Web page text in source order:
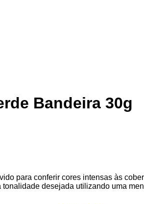
Bandeira 30g
para conferir cores intensas às
desejada utilizando uma